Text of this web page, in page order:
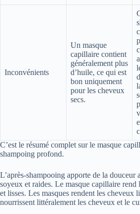
Inconvénients
Un masque
capillaire contient
généralement plus
d’huile, ce qui est
bon uniquement
pour les cheveux
secs.
C’est le résumé complet sur le masque
shampoing profond.
L’après-shampooing apporte de la douceur
soyeux et raides. Le masque capillaire rend
et lisses. Les masques rendent les cheveux
nourrissent littéralement les cheveux et le